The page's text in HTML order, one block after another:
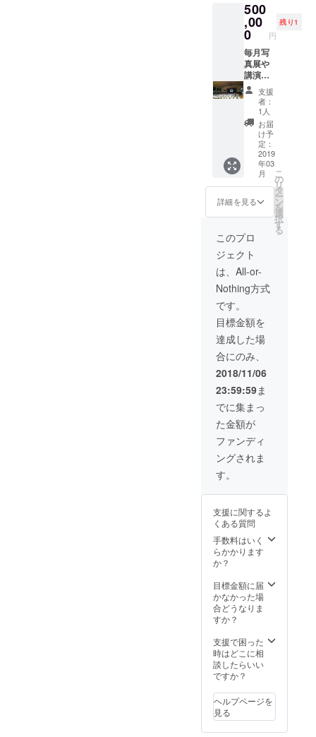
の上お
願いし
ます。
遠方の
講演に
関して
は、交
通費を
実費別
途発生
いたし
ますの
よろし
くおね
がいし
ます。
私たち
の活動
報告を
半年に
一度
（約１
年分）
お送り
させて
頂きま
2019年
3月末送
付予
定。
の「い
のちの
お話」
の講演
と写真
展の開
催時に
スポン
サード
の権利
になり
ます。
実施時
期は、
2019年
3月以降
～2019
年12月
ごろの
期間で
打合せ
の上お
願いし
ます。
遠方の
講演に
通費を
実費別
途発生
いたし
ますの
よろし
くおね
がいし
ます。
オーガ
ニック
の土壌
ででき
たシル
トール
を1枚と
シルク
の石鹸
のSET
りま
す。 天
然の為
同じお
ません
のでお
色や長
さ形に
はこち
らにお
任せに
なりま
500
,00
0 円
残り1
毎月写
真展や
講演な
どイベ
ントの
際に着
用するT
シャツ
に企業
様のお
名前や
ロゴを
入れさ
せて頂
きま
す。 こ
ちらは
一番大
きいロ
ゴにな
りま
す。 岡
のちの
お話」
の講演
と写真
展の開
催時に
スポン
サード
の権利
になり
ます。
実施時
期は、
～2019
ごろの
期間で
打合せ
の上お
願いし
遠方の
講演に
関して
は、交
実費別
途発生
いたし
ますの
くおね
がいし
ます。
オーガ
支援
者：
1人
お届
け予
定：
2019
年03
月
詳細を見る
こ
の
リ
タ
ー
ン
を
選
択
す
る
このプロ
ジェクト
は、All-or-
Nothing方式
です。
目標金額を
達成した場
合にのみ、
2018/11/06
23:59:59ま
でに集まっ
た金額が
ファンディ
ングされま
す。
支援に関するよ
くある質問
手数料はいく
らかかります
か？
目標金額に届
かなかった場
合どうなりま
すか？
支援で困った
時はどこに相
談したらいい
ですか？
ヘルプページを
見る